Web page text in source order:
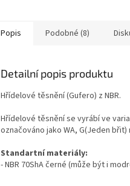
Popis Podobné (8)
Detailní popis produktu
Hřídelové těsnění (Gufero) z NBR.
Hřídelové těsnění se vyrábí ve
označováno jako WA, G(Jeden
Standartní materiály:
- NBR 70ShA černé (může být i